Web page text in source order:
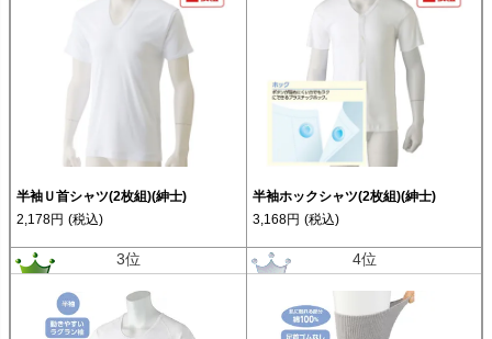
半袖Ｕ首シャツ(2枚組)(紳士)
2,178円 (税込)
半袖ホックシャツ(2枚組)(紳士)
3,168円 (税込)
3位 4位